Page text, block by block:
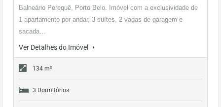
Balneário Perequê, Porto Belo. Imóvel com a exclusividade de
1 apartamento por andar, 3 suítes, 2 vagas de garagem e
sacada…
Ver Detalhes do Imóvel
134 m²
3 Dormitórios